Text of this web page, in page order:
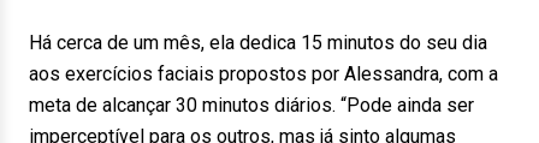
Há cerca de um mês, ela dedica 15 minutos do seu dia
aos exercícios faciais propostos por Alessandra, com a
meta de alcançar 30 minutos diários. “Pode ainda ser
imperceptível para os outros, mas já sinto algumas